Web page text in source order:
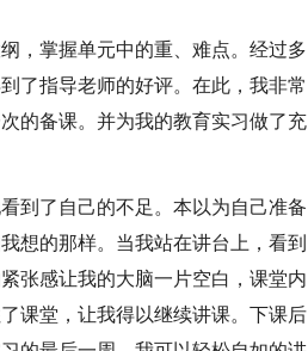
，掌握单元中的重、难点。经过多
了指导老师的好评。在此，我非常
的备课。并为我的教育实习做了充
到了自己的不足。本以为自己准备
想的那样。当我站在讲台上，看到
张感让我的大脑一片空白，课堂内
课堂，让我得以继续讲课。下课后